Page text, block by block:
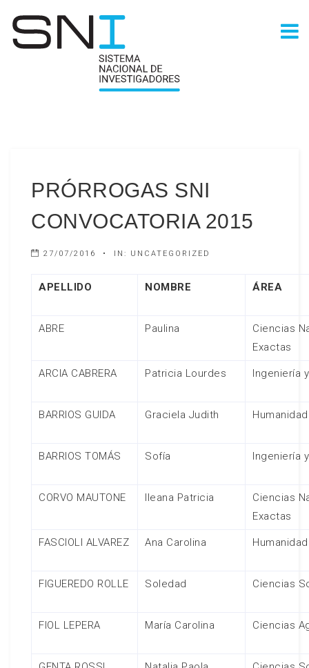
PRÓRROGAS SNI
CONVOCATORIA 2015
27/07/2016 IN: UNCATEGORIZED
APELLIDO NOMBRE ÁREA
ABRE Paulina
Ciencias
Exactas
ARCIA CABRERA Patricia Lourdes Ingeniería
BARRIOS GUIDA Graciela Judith
BARRIOS TOMÁS Sofía Ingeniería
CORVO MAUTONE Ileana Patricia
Ciencias
Exactas
FASCIOLI ALVAREZ Ana Carolina
FIGUEREDO ROLLE Soledad Ciencias
FIOL LEPERA María Carolina Ciencias